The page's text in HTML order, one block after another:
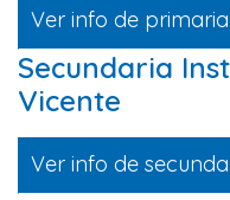
Ver info de primaria
Secundaria
Vicente
Ver info de